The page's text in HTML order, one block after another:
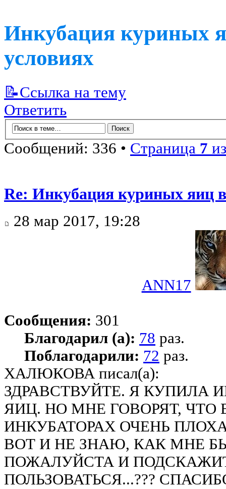
Инкубация куриных
условиях
📝Ссылка на тему
Ответить
Сообщений: 336 • Страница 7
Re: Инкубация куриных яиц
28 мар 2017, 19:28
ANN17
Сообщения: 301
Благодарил (а): 78 раз.
Поблагодарили: 72 раз.
ХАЛЮКОВА писал(а):
ЗДРАВСТВУЙТЕ. Я КУПИЛА
ЯИЦ. НО МНЕ ГОВОРЯТ, ЧТО
ИНКУБАТОРАХ ОЧЕНЬ
ВОТ И НЕ ЗНАЮ, КАК МНЕ
ПОЖАЛУЙСТА И
ПОЛЬЗОВАТЬСЯ...???